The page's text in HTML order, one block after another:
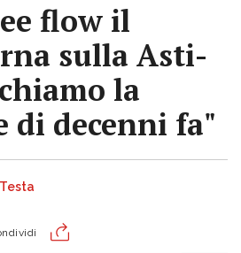
flow il
sulla Asti-
la
di decenni fa"